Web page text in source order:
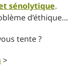
sénolytique.
d’éthique…
tente ?
>